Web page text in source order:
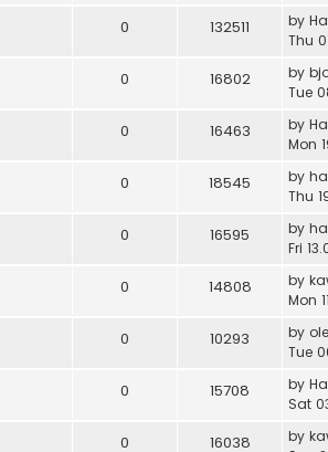
0 132511 by
Thu
0 16802 by
Tue
0 16463 by
Mon
0 18545 by
Thu
0 16595 by
Fri
0 14808 by
Mon
0 10293 by
Tue
0 15708 by
Sat
0 16038 by